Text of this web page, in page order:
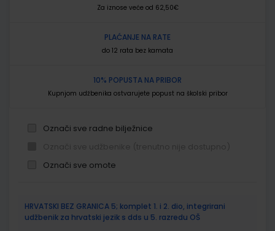
Za iznose veće od 62,50€
PLAĆANJE NA RATE
do 12 rata bez kamata
10% POPUSTA NA PRIBOR
Kupnjom udžbenika ostvarujete popust na školski pribor
Označi sve radne bilježnice
Označi sve omote
proizvodi
HRVATSKI BEZ GRANICA 5; komplet 1. i 2. dio, integrirani
udžbenik za hrvatski jezik s dds u 5. razredu OŠ